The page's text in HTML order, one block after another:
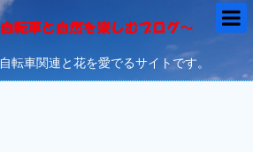
転車関連と花を愛でるサイトです。